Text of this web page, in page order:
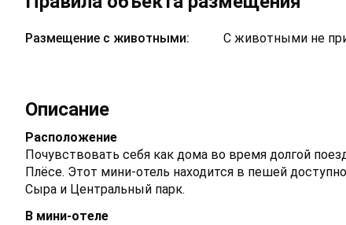
Размещение с животными: С животными не
Описание
Расположение
Почувствовать себя как дома во время долгой
Плёсе. Этот мини-отель находится в пешей
Сыра и Центральный парк.
В мини-отеле